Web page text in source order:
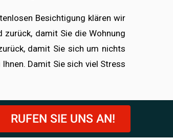
Besichtigung klären wir
damit Sie die Wohnung
damit Sie sich um nichts
Damit Sie sich viel Stress
RUFEN SIE UNS AN!